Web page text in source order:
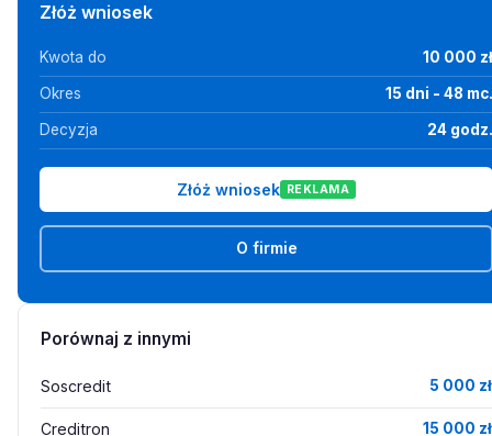
Złóż wniosek
Kwota do 10 000 zł
Okres 15 dni - 48 mc.
Decyzja 24 godz.
Złóż wniosek REKLAMA
O firmie
Porównaj z innymi
Soscredit 5 000 zł
Creditron 15 000 zł